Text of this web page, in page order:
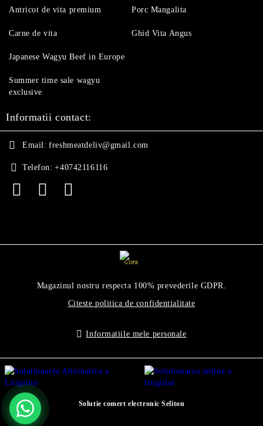
Antricot de vita premium
Carne de vita
Porc Mangalita
Ghid Vita Angus
Japanese Wagyu Beef in Europe
Summer time sale wagyu
exclusive
Informatii contact:
Email: freshmeatdeliv@gmail.com
Telefon: +40742116116
GDPR
Magazinul nostru respecta 100% prevederile GDPR.
Citeste politica de confidentialitate
Informatiile mele personale
Solutie comert electronic Seliton